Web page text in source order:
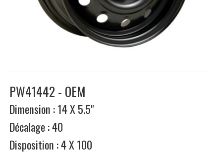
PW41442 - OEM
Dimension : 14 X 5.5"
Décalage : 40
Disposition : 4 X 100